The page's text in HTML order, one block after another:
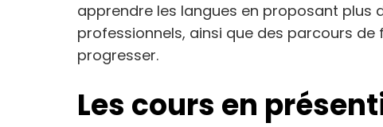
apprendre les langues en proposant plus
professionnels, ainsi que des parcours
progresser.
Les cours en